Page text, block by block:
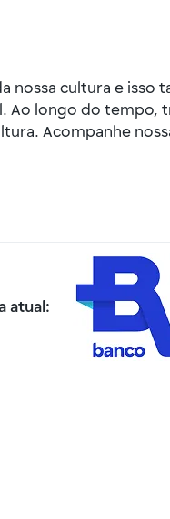
nossa cultura e isso
Ao longo do tempo,
Acompanhe
atual: